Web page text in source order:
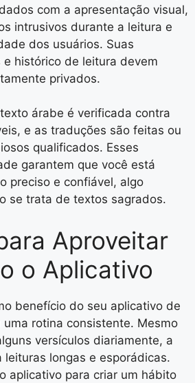
com a apresentação visual,
intrusivos durante a leitura e
dos usuários. Suas
e histórico de leitura devem
privados.
árabe é verificada contra
e as traduções são feitas ou
qualificados. Esses
garantem que você está
preciso e confiável, algo
se trata de textos sagrados.
Aproveitar
o Aplicativo
benefício do seu aplicativo de
rotina consistente. Mesmo
versículos diariamente, a
leituras longas e esporádicas.
aplicativo para criar um hábito